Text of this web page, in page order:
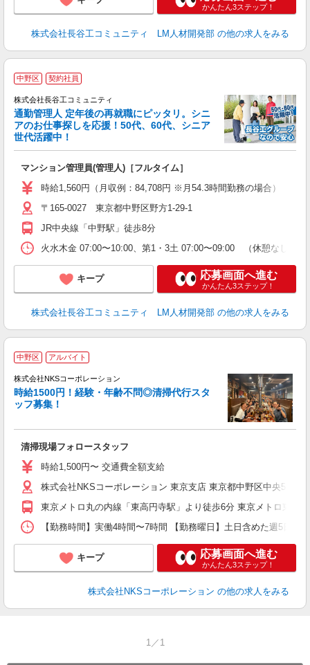
かんたん3ステップ！
株式会社長谷工コミュニティ LM人材開発部 の他の求人をみる
中野区 契約社員
株式会社長谷工コミュニティ
通勤管理人 定年後の再就職にピッタリ。シニ
アのお仕事探しを応援！50代、60代、シニア
世代活躍中！
マンション管理員(管理人)［フルタイム］
時給1,560円（月収例：84,708円 ※月54.3時間勤務の場合）
〒165-0027 東京都中野区野方1-29-1
JR中央線「中野駅」徒歩8分
火水木金 07:00〜10:00、第1・3土 07:00〜09:00 （休憩なし）
キープ 応募画面へ進む
かんたん3ステップ！
株式会社長谷工コミュニティ LM人材開発部 の他の求人をみる
中野区 アルバイト
株式会社NKSコーポレーション
時給1500円！経験・年齢不問◎清掃代行スタ
ッフ募集！
清掃現場フォロースタッフ
時給1,500円〜 交通費全額支給
株式会社NKSコーポレーション 東京支店 東京都中野区中央5-
東京メトロ丸の内線「東高円寺駅」より徒歩6分 東京メトロ東西
【勤務時間】実働4時間〜7時間 【勤務曜日】土日含めた週5日
キープ 応募画面へ進む
かんたん3ステップ！
株式会社NKSコーポレーション の他の求人をみる
1／1